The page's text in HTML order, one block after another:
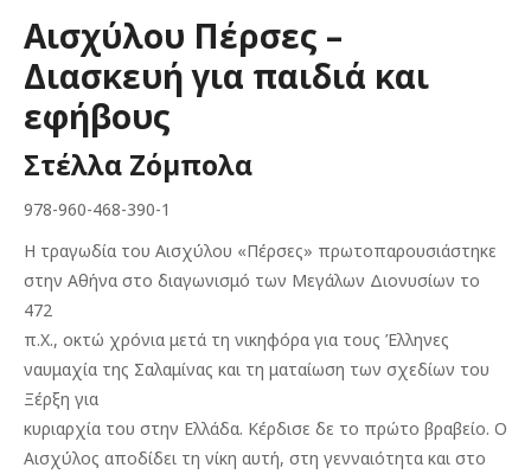
€10.00.είναι:
€9.00.
Αισχύλου Πέρσες –
Διασκευή για παιδιά και
εφήβους
Στέλλα Ζόμπολα
978-960-468-390-1
Η τραγωδία του Αισχύλου «Πέρσες» πρωτοπαρουσιάστηκε
στην Αθήνα στο διαγωνισμό των Μεγάλων Διονυσίων το
472
π.Χ., οκτώ χρόνια μετά τη νικηφόρα για τους Έλληνες
ναυμαχία της Σαλαμίνας και τη ματαίωση των σχεδίων του
Ξέρξη για
κυριαρχία του στην Ελλάδα. Κέρδισε δε το πρώτο βραβείο. Ο
Αισχύλος αποδίδει τη νίκη αυτή, στη γενναιότητα και στο